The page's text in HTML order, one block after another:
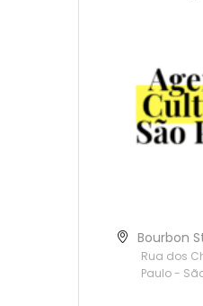
Bourbon
Rua dos
Paulo -